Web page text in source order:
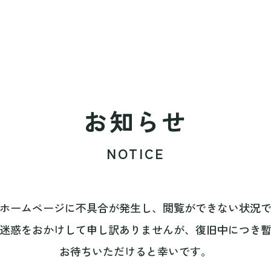
お知らせ
NOTICE
ームページに不具合が発生し、閲覧ができない状況で
惑をおかけして申し訳ありませんが、復旧中につき
お待ちいただけると幸いです。